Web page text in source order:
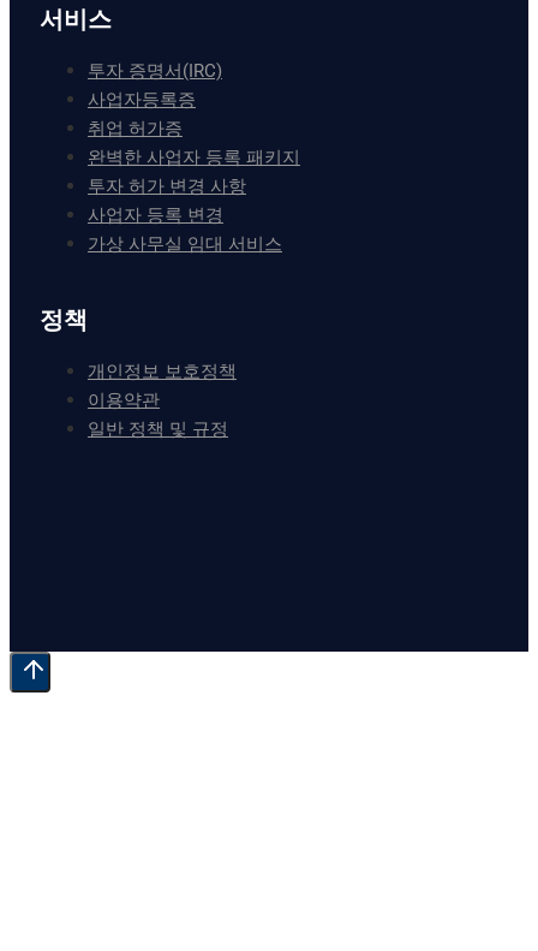
서비스
투자 증명서(IRC)
사업자등록증
취업 허가증
완벽한 사업자 등록 패키지
투자 허가 변경 사항
사업자 등록 변경
가상 사무실 임대 서비스
정책
개인정보 보호정책
이용약관
일반 정책 및 규정